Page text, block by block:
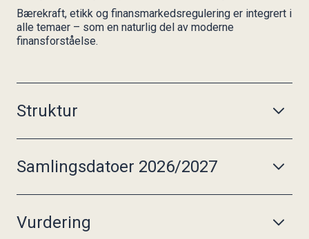
Bærekraft, etikk og finansmarkedsregulering er integrert i
alle temaer – som en naturlig del av moderne
finansforståelse.
Struktur
presentasjon av fagoppgaven, totalt 14 dager.
Samlingsdatoer 2026/2027
samling: 28.–30. januar 2027
Vurdering